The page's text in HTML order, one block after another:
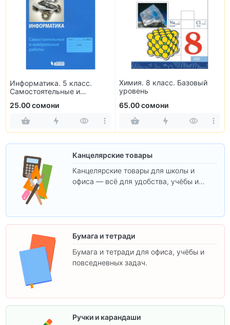
Информатика. 5 класс.
Самостоятельные и
25.00 сомони
Химия. 8 класс. Базовый
уровень
65.00 сомони
Канцелярские товары
Канцелярские товары для школы и
офиса — всё для удобства, учёбы и
Бумага и тетради
Бумага и тетради для офиса, учёбы и
повседневных задач.
Ручки и карандаши